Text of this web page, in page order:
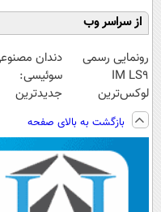
از سراسر وب
رونمایی رسمی
IM LS9
لوکس‌ترین
EREV در ایران
دندان
سوئیسی:
جدیدترین
سبک و مقاوم |
پرداخت
بازگشت به بالای صفحه